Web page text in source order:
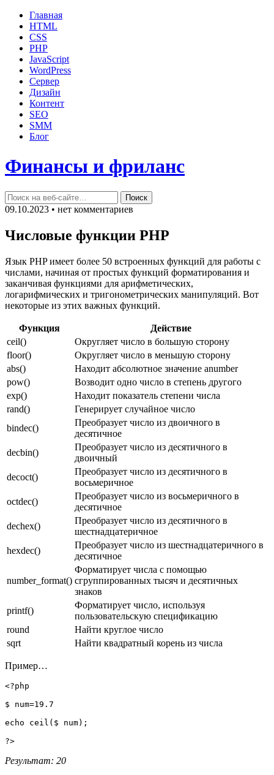
Главная
HTML
CSS
PHP
JavaScript
WordPress
Сервер
Дизайн
Контент
SEO
SMM
Блог
Финансы и фриланс
09.10.2023 • нет комментариев
Числовые функции PHP
Язык PHP имеет более 50 встроенных функций для работы с
числами, начиная от простых функций форматирования и
заканчивая функциями для арифметических,
логарифмических и тригонометрических манипуляций. Вот
некоторые из этих важных функций.
Функция
Действие
ceil()
Округляет число в большую сторону
floor()
Округляет число в меньшую сторону
abs()
Находит абсолютное значение anumber
pow()
Возводит одно число в степень другого
exp()
Находит показатель степени числа
rand()
Генерирует случайное число
bindec()
Преобразует число из двоичного в
десятичное
decbin()
Преобразует число из десятичного в
двоичный
decoct()
Преобразует число из десятичного в
восьмеричное
octdec()
Преобразует число из восьмеричного в
десятичное
dechex()
Преобразует число из десятичного в
шестнадцатеричное
hexdec()
Преобразует число из шестнадцатеричного в
десятичное
number_format()
Форматирует числа с помощью
сгруппированных тысяч и десятичных
знаков
printf()
Форматирует число, используя
пользовательскую спецификацию
round
Найти круглое число
sqrt
Найти квадратный корень из числа
Пример…
<?php
$ num=19.7
echo ceil($ num);
?>
Результат: 20